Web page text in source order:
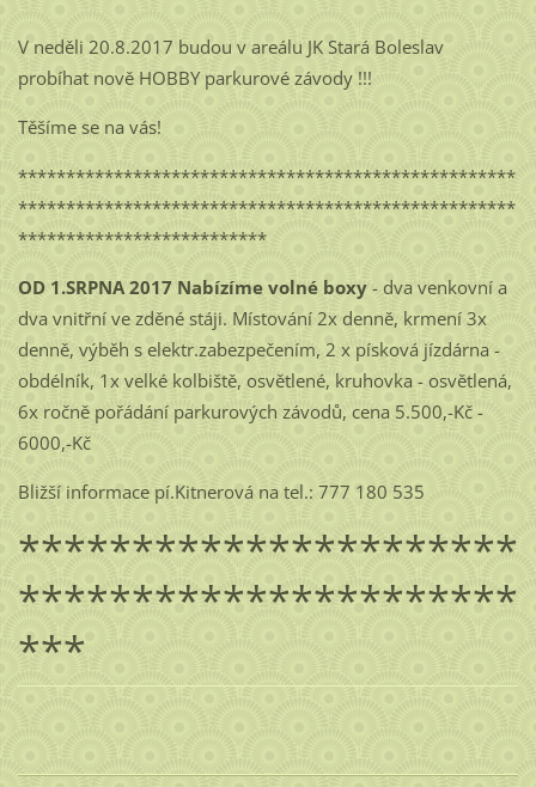
V neděli 20.8.2017 budou v areálu JK Stará Boleslav
probíhat nově HOBBY parkurové závody !!!
Těšíme se na vás!
****************************************************
****************************************************
**************************
OD 1.SRPNA 2017 Nabízíme volné boxy- dva venkovní a
dva vnitřní ve zděné stáji. Místování 2x denně, krmení 3x
denně, výběh s elektr.zabezpečením, 2 x písková jízdárna -
obdélník, 1x velké kolbiště, osvětlené, kruhovka - osvětlená,
6x ročně pořádání parkurových závodů, cena 5.500,-Kč -
6000,-Kč
Bližší informace pí.Kitnerová na tel.: 777 180 535
**********************
**********************
***